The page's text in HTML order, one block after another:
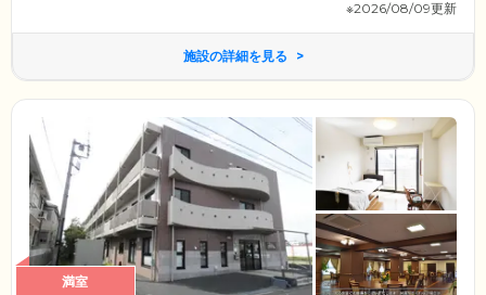
※2026/08/09更新
施設の詳細を見る
満室